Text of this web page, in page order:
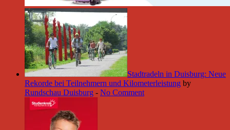
Stadtradeln in Duisburg: Neue
Rekorde bei Teilnehmern und Kilometerleistung by
Rundschau Duisburg - No Comment